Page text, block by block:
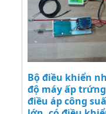
Bộ điều khiển
độ máy ấp trứng
điều áp công